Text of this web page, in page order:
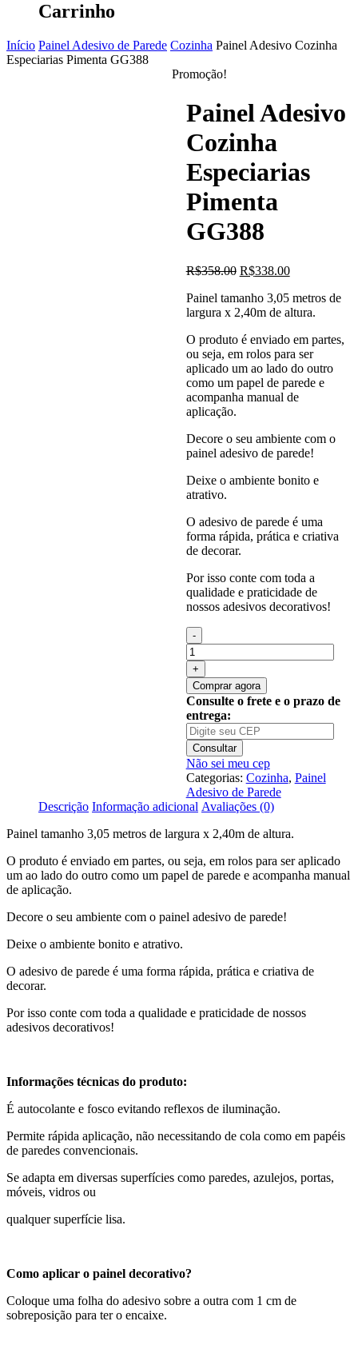
Carrinho
Início Painel Adesivo de Parede Cozinha Painel Adesivo Cozinha
Especiarias Pimenta GG388
Promoção!
Painel Adesivo
Cozinha
Especiarias
Pimenta
GG388
R$358.00 O
original
era:
R$338.00O
atual
é:
Painel tamanho 3,05 metros de
largura x 2,40m de altura.
O produto é enviado em partes,
ou seja, em rolos para ser
aplicado um ao lado do outro
como um papel de parede e
acompanha manual de
aplicação.
Decore o seu ambiente com o
painel adesivo de parede!
Deixe o ambiente bonito e
atrativo.
O adesivo de parede é uma
forma rápida, prática e criativa
de decorar.
Por isso conte com toda a
qualidade e praticidade de
nossos adesivos decorativos!
Quantidade
de
Painel
Adesivo
Cozinha
Especiarias
Pimenta
GG388
Comprar agora
Consulte o frete e o prazo de
entrega:
Consultar
Não sei meu cep
Categorias: Cozinha, Painel
Adesivo de Parede
Descrição Informação adicional Avaliações (0)
Painel tamanho 3,05 metros de largura x 2,40m de altura.
O produto é enviado em partes, ou seja, em rolos para ser aplicado
um ao lado do outro como um papel de parede e acompanha manual
de aplicação.
Decore o seu ambiente com o painel adesivo de parede!
Deixe o ambiente bonito e atrativo.
O adesivo de parede é uma forma rápida, prática e criativa de
decorar.
Por isso conte com toda a qualidade e praticidade de nossos
adesivos decorativos!
Informações técnicas do produto:
É autocolante e fosco evitando reflexos de iluminação.
Permite rápida aplicação, não necessitando de cola como em papéis
de paredes convencionais.
Se adapta em diversas superfícies como paredes, azulejos, portas,
móveis, vidros ou
qualquer superfície lisa.
Como aplicar o painel decorativo?
Coloque uma folha do adesivo sobre a outra com 1 cm de
sobreposição para ter o encaixe.